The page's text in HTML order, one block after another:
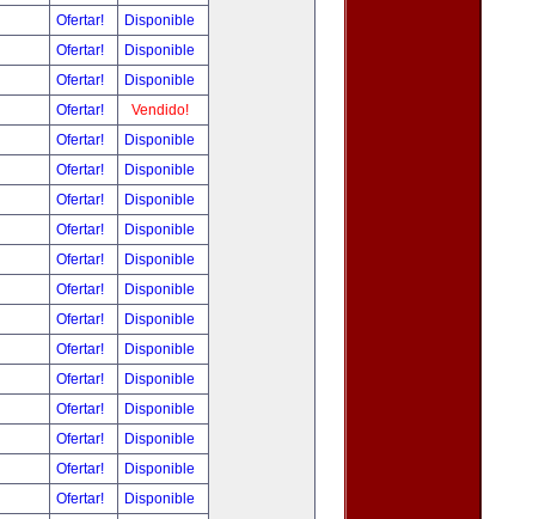
Ofertar!
Disponible
Ofertar!
Disponible
Ofertar!
Disponible
Ofertar!
Vendido!
Ofertar!
Disponible
Ofertar!
Disponible
Ofertar!
Disponible
Ofertar!
Disponible
Ofertar!
Disponible
Ofertar!
Disponible
Ofertar!
Disponible
Ofertar!
Disponible
Ofertar!
Disponible
Ofertar!
Disponible
Ofertar!
Disponible
Ofertar!
Disponible
Ofertar!
Disponible